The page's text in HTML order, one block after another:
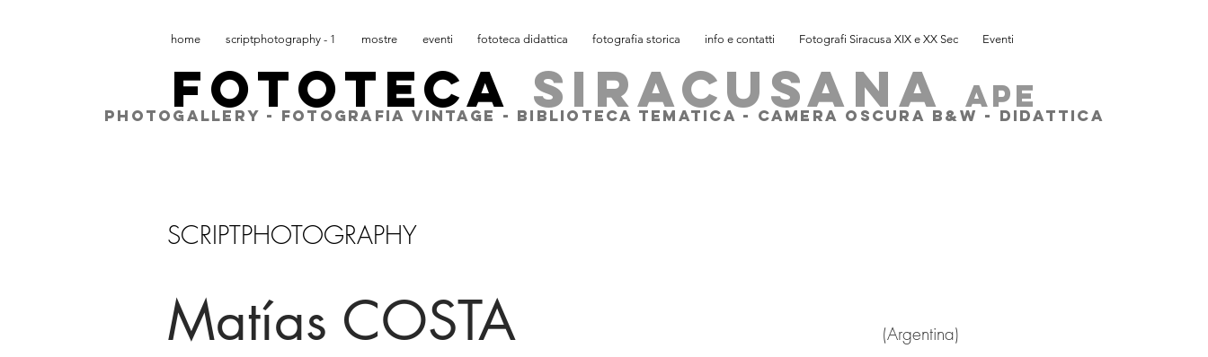
home scriptphotography - 1 mostre eventi fototeca didattica fotografia storica info e contatti Fotografi Siracusa XIX e XX Sec Eventi
FOTOTECA SIRACUSANAape
PHOTOGALLERY - FOTOGRAFIA VINTAGE - BIBLIOTECA TEMATICA - CAMERA OSCURA B&W - DIDATTICA
SCRIPTPHOTOGRAPHY
Matías COSTA (Argentina)